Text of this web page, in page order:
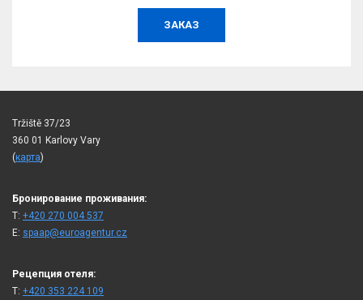
ЗАКАЗ
Tržiště 37/23
360 01 Karlovy Vary
(карта)
Бронирование проживания:
T: +420 270 004 537
E: spaap@euroagentur.cz
Рецепция отеля:
T: +420 353 224 109